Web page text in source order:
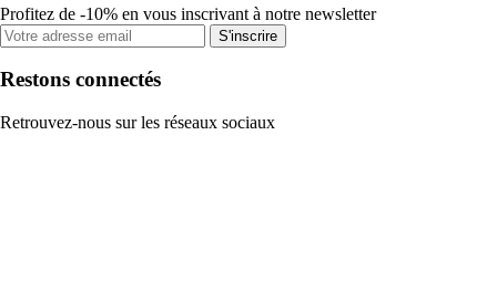
Profitez de -10% en vous inscrivant à notre newsletter
S'inscrire
Restons connectés
Retrouvez-nous sur les réseaux sociaux